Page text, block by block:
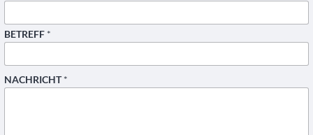
BETREFF *
NACHRICHT*